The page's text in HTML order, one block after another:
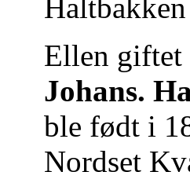
Ellen giftet
Johans.
ble født i
Nordset